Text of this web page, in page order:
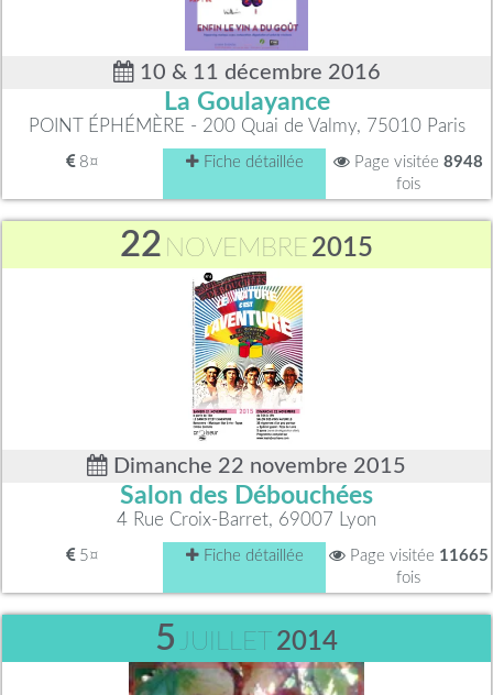
10 & 11 décembre 2016
La Goulayance
POINT ÉPHÉMÈRE - 200 Quai de Valmy, 75010 Paris
8¤ Fiche détaillée Page visitée 8948
fois
22 NOVEMBRE 2015
Dimanche 22 novembre 2015
Salon des Débouchées
4 Rue Croix-Barret, 69007 Lyon
5¤ Fiche détaillée Page visitée 11665
fois
5 JUILLET 2014